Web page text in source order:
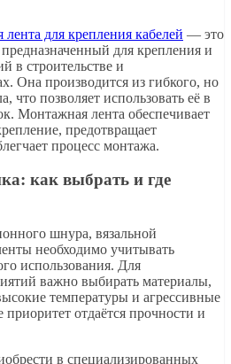
для крепления кабелей — это
для крепления и
в строительстве и
Она производится из гибкого, но
что позволяет использовать её в
Монтажная лента обеспечивает
предотвращает
процесс монтажа.
как выбрать и где
шнура, вязальной
необходимо учитывать
использования. Для
важно выбирать материалы,
температуры и агрессивные
отдаётся прочности и
в специализированных